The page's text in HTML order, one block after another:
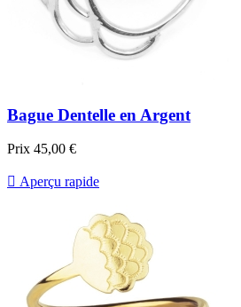
Bague Dentelle en Argent
Prix 45,00 €
 Aperçu rapide